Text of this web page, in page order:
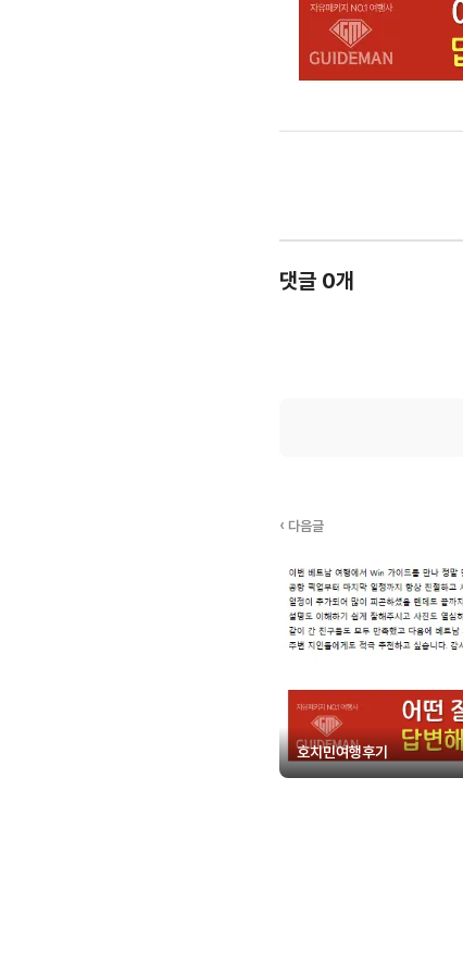
댓글 0개
‹ 다음글
호치민여행후기